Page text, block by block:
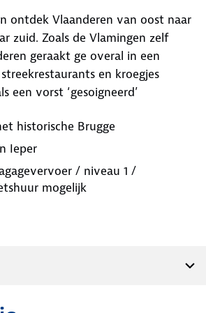
ontdek Vlaanderen van oost naar
zuid. Zoals de Vlamingen zelf
geraakt ge overal in een
en kroegjes
een vorst ‘gesoigneerd’
historische Brugge
Ieper
/ niveau 1 /
mogelijk